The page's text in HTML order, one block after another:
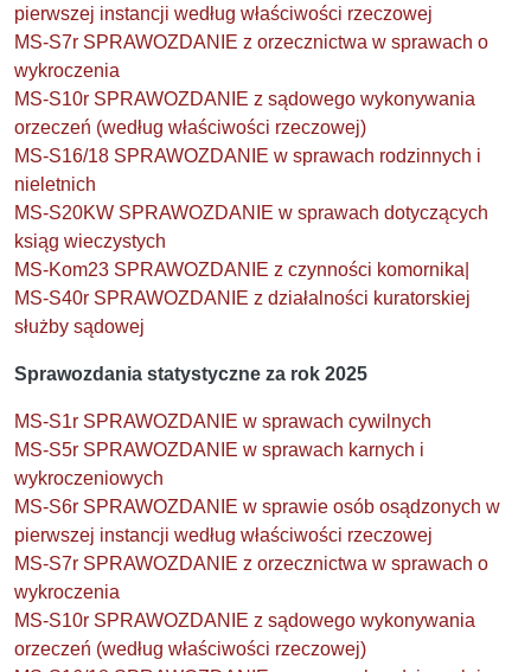
pierwszej instancji według właściwości rzeczowej
MS-S7r SPRAWOZDANIE z orzecznictwa w sprawach o
wykroczenia
MS-S10r SPRAWOZDANIE z sądowego wykonywania
orzeczeń (według właściwości rzeczowej)
MS-S16/18 SPRAWOZDANIE w sprawach rodzinnych i
nieletnich
MS-S20KW SPRAWOZDANIE w sprawach dotyczących
ksiąg wieczystych
MS-Kom23 SPRAWOZDANIE z czynności komornika|
MS-S40r SPRAWOZDANIE z działalności kuratorskiej
służby sądowej
Sprawozdania statystyczne za rok 2025
MS-S1r SPRAWOZDANIE w sprawach cywilnych
MS-S5r SPRAWOZDANIE w sprawach karnych i
wykroczeniowych
MS-S6r SPRAWOZDANIE w sprawie osób osądzonych w
pierwszej instancji według właściwości rzeczowej
MS-S7r SPRAWOZDANIE z orzecznictwa w sprawach o
wykroczenia
MS-S10r SPRAWOZDANIE z sądowego wykonywania
orzeczeń (według właściwości rzeczowej)